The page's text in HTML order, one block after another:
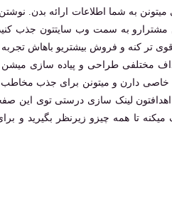
به شما اطلاعات ارائه بدن.
مشترارو به سمت وب سایتتون جذب
تر کنه و فروش بیشتریو باهاش تجربه
مختلفی طراحی و پیاده سازی میشن
دارن و میتونن برای جذب مخاطب
لینک سازی درستی توی این
تا همه چیزو زیرنظر بگیرید و